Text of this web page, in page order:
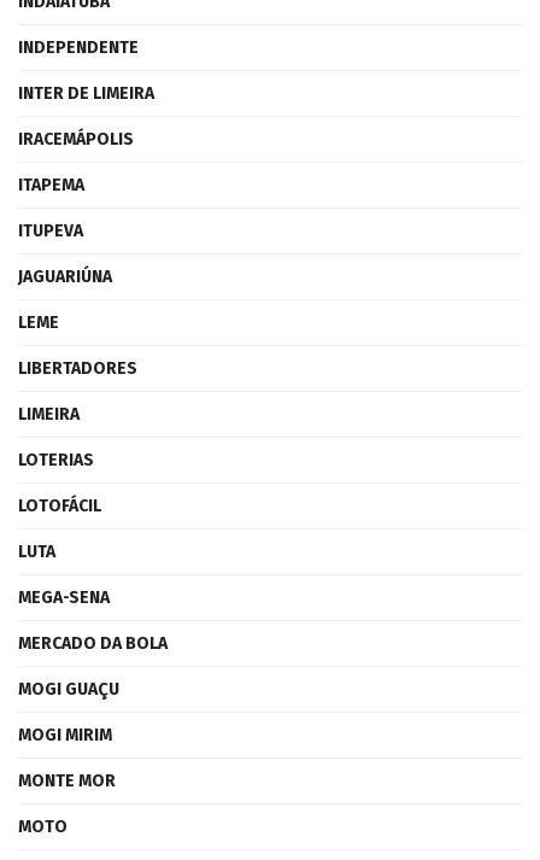
INDEPENDENTE
INTER DE LIMEIRA
IRACEMÁPOLIS
ITAPEMA
ITUPEVA
JAGUARIÚNA
LEME
LIBERTADORES
LIMEIRA
LOTERIAS
LOTOFÁCIL
LUTA
MEGA-SENA
MERCADO DA BOLA
MOGI GUAÇU
MOGI MIRIM
MONTE MOR
MOTO